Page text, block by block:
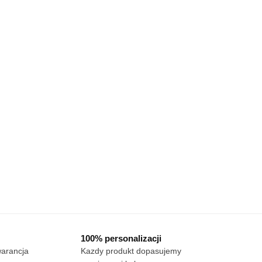
100% personalizacji
Kazdy produkt dopasujemy